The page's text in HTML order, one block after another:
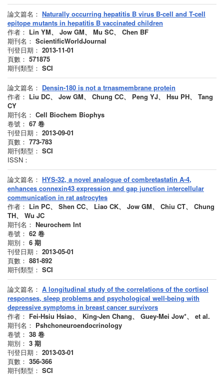
論文篇名： Naturally occurring hepatitis B virus B-cell and T-cell
epitope mutants in hepatitis B vaccinated children
作者： Lin YM、 Jow GM、 Mu SC、 Chen BF
期刊名： ScientificWorldJournal
刊登日期： 2013-11-01
頁數： 571875
期刊類型： SCI
論文篇名： Densin-180 is not a trnasmembrane protein
作者： Liu DC、 Jow GM、 Chung CC、 Peng YJ、 Hsu PH、 Tang
CY
期刊名： Cell Biochem Biophys
卷號： 67 卷
刊登日期： 2013-09-01
頁數： 773-783
期刊類型： SCI
ISSN：
論文篇名： HYS-32, a novel analogue of combretastatin A-4,
enhances connexin43 expression and gap junction intercellular
communication in rat astrocytes
作者： Lin PC、 Shen CC、 Liao CK、 Jow GM、 Chiu CT、 Chung
TH、 Wu JC
期刊名： Neurochem Int
卷號： 62 卷
期別： 6 期
刊登日期： 2013-05-01
頁數： 881-892
期刊類型： SCI
論文篇名： A longitudinal study of the correlations of the cortisol
responses, sleep problems and psychological well-being with
depressive symptoms in breast cancer survivors
作者： Fei-Hsiu Hsiao、 King-Jen Chang、 Guey-Mei Jow*、 et al.
期刊名： Pshchoneuroendocrinology
卷號： 38 卷
期別： 3 期
刊登日期： 2013-03-01
頁數： 356-366
期刊類型： SCI